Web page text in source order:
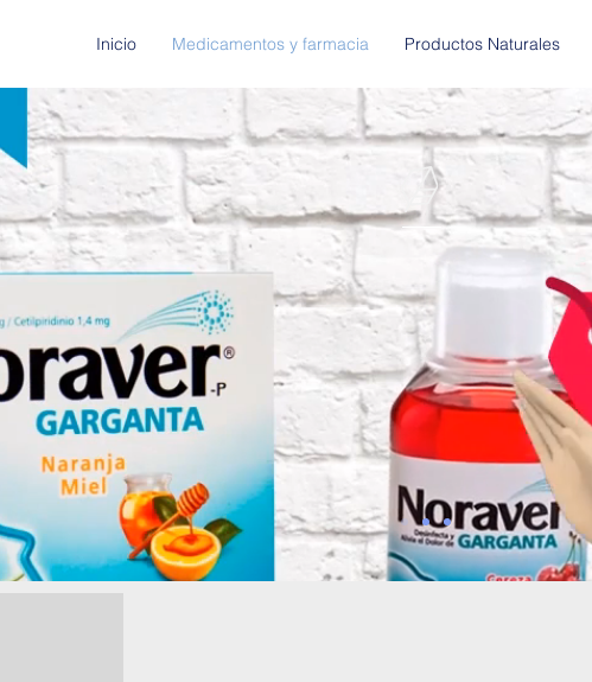
Inicio Medicamentos y farmacia Productos Naturales